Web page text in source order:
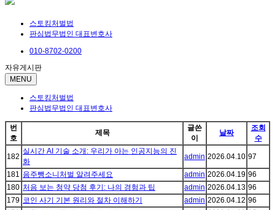
스토킹처벌법
판심법무법인 대표변호사
010-8702-0200
자유게시판
MENU
스토킹처벌법
판심법무법인 대표변호사
번
호
제목
글쓴
이
날짜
조회
수
182
실시간 AI 기술 소개: 우리가 아는 인공지능의 진
화
admin 2026.04.10 97
181 음주뺑소니처벌 알려주세요 admin 2026.04.19 96
180 처음 보는 청약 당첨 후기: 나의 경험과 팁 admin 2026.04.13 96
179 코인 사기 기본 원리와 절차 이해하기 admin 2026.04.12 96